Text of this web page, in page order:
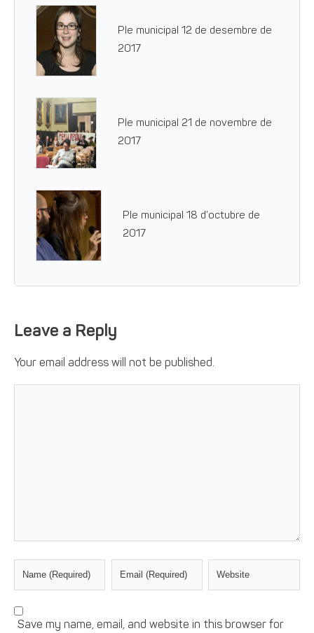
Ple municipal 12 de desembre de
2017
Ple municipal 21 de novembre de
2017
Ple municipal 18 d’octubre de
2017
Leave a Reply
Your email address will not be published.
Save my name, email, and website in this browser for